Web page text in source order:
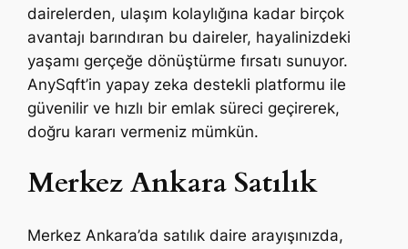
dairelerden, ulaşım kolaylığına kadar birçok
avantajı barındıran bu daireler, hayalinizdeki
yaşamı gerçeğe dönüştürme fırsatı sunuyor.
AnySqft’in yapay zeka destekli platformu ile
güvenilir ve hızlı bir emlak süreci geçirerek,
doğru kararı vermeniz mümkün.
Merkez Ankara Satılık
Merkez Ankara’da satılık daire arayışınızda,